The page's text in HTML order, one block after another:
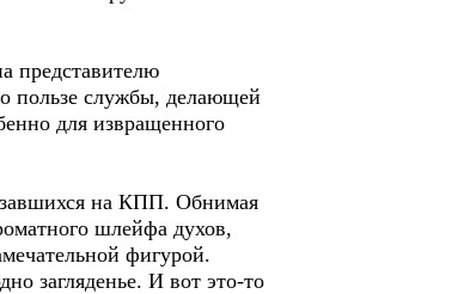
представителю
пользе службы, делающей
для извращенного
на КПП. Обнимая
шлейфа духов,
фигурой.
загляденье. И вот это-то